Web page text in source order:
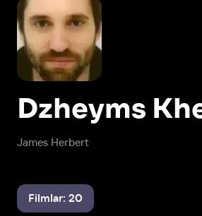
James Herbert
Dzheyms
Filmlar: 20